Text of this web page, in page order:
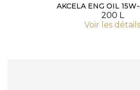
AKCELA ENG OIL
200 L
Voir les détails